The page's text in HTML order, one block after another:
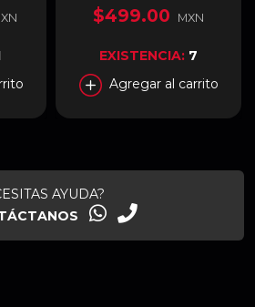
$499.00 MXN
EXISTENCIA: 7
Agregar al carrito
AYUDA?